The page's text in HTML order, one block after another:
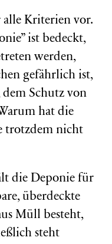
Kriterien vor.
ist bedeckt,
werden,
gefährlich ist,
Schutz von
hat die
trotzdem nicht
die Deponie für
überdeckte
Müll besteht,
steht